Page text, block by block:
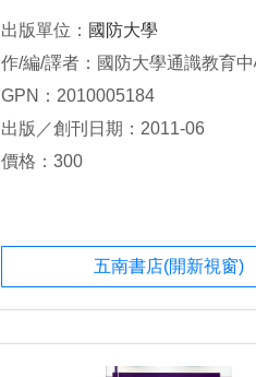
出版單位： 國防大學
作/編/譯者：國防大學通識教育
GPN：2010005184
出版／創刊日期：2011-06
價格：300
五南書店(開新視窗)